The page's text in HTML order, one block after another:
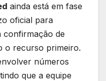
ainda está em fase
oficial para
confirmação de
o recurso primeiro.
números
que a equipe